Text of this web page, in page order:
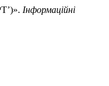
Інформаційні